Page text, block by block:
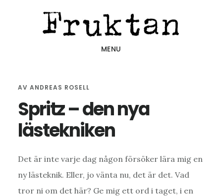
MENU
AV ANDREAS ROSELL
Spritz – den nya
lästekniken
Det är inte varje dag någon försöker lära mig en
ny lästeknik. Eller, jo vänta nu, det är det. Vad
tror ni om det här? Ge mig ett ord i taget, i en